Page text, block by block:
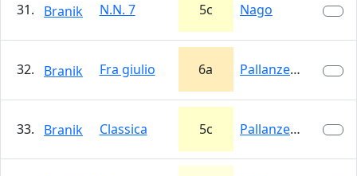
31. Branik N.N. 7 5c Nago
32. Branik Fra giulio 6a Pallanzeno
33. Branik Classica 5c Pallanzeno